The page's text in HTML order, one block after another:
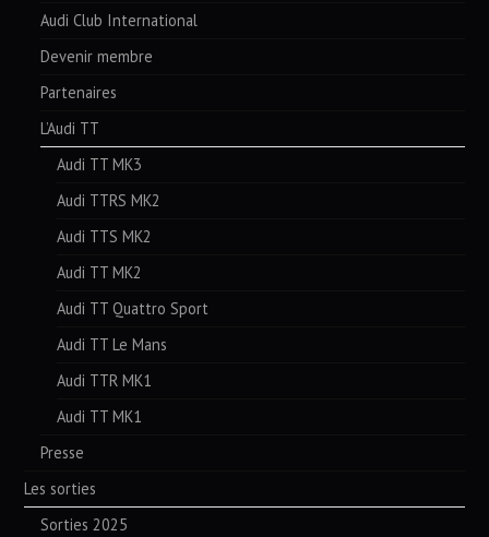
Audi Club International
Devenir membre
Partenaires
L’Audi TT
Audi TT MK3
Audi TTRS MK2
Audi TTS MK2
Audi TT MK2
Audi TT Quattro Sport
Audi TT Le Mans
Audi TTR MK1
Audi TT MK1
Presse
Les sorties
Sorties 2025